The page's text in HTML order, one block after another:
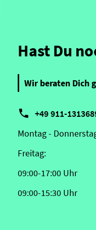
Hast Du
Wir beraten Dich
 +49 911-
Montag -
Freitag:
09:00-17:00 Uhr
09:00-15:30 Uhr